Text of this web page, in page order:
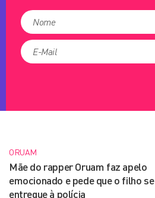
ORUAM
Mãe do rapper Oruam faz apelo
emocionado e pede que o filho se
entregue à polícia